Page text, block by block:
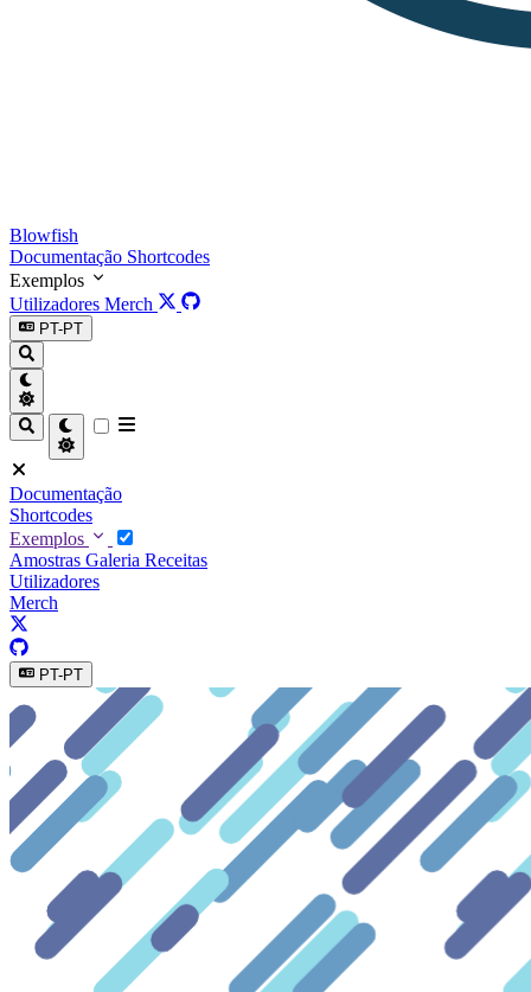
Blowfish
Documentação Shortcodes
Exemplos
Utilizadores Merch
PT-PT
Documentação
Shortcodes
Exemplos
Amostras Galeria Receitas
Utilizadores
Merch
PT-PT